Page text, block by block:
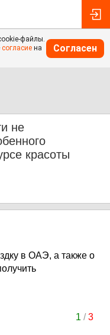
файлы.
согласие на
Согласен
не
красоты
в ОАЭ, а также о
1 /3